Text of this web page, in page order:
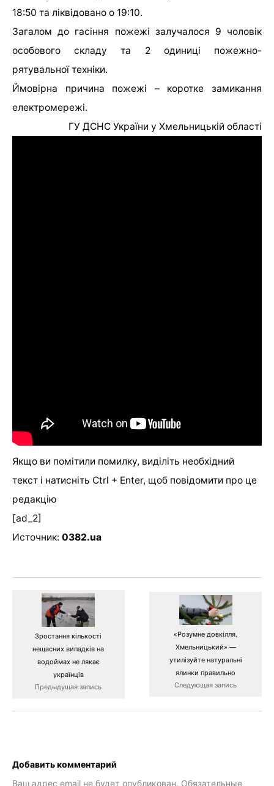
18:50 та ліквідовано о 19:10.
Загалом до гасіння пожежі залучалося 9 чоловік
особового складу та 2 одиниці пожежно-
рятувальної техніки.
Ймовірна причина пожежі – коротке замикання
електромережі.
ГУ ДСНС України у Хмельницькій області
Якщо ви помітили помилку, виділіть необхідний
текст і натисніть Ctrl + Enter, щоб повідомити про це
редакцію
[ad_2]
Источник: 0382.ua
Зростання кількості
нещасних випадків на
водоймах не лякає
українців
Предыдущая запись
«Розумне довкілля.
Хмельницький» —
утилізуйте натуральні
ялинки правильно
Следующая запись
Добавить комментарий
Ваш адрес email не будет опубликован. Обязательные